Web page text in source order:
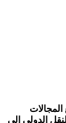
الدولى الى